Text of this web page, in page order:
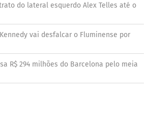
do lateral esquerdo Alex Telles até o
vai desfalcar o Fluminense por
R$ 294 milhões do Barcelona pelo meia